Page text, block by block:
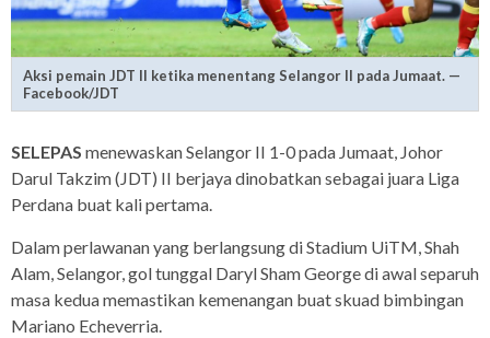
Aksi pemain JDT II ketika menentang Selangor II pada Jumaat. —
Facebook/JDT
SELEPAS menewaskan Selangor II 1-0 pada Jumaat, Johor
Darul Takzim (JDT) II berjaya dinobatkan sebagai juara Liga
Perdana buat kali pertama.
Dalam perlawanan yang berlangsung di Stadium UiTM, Shah
Alam, Selangor, gol tunggal Daryl Sham George di awal separuh
masa kedua memastikan kemenangan buat skuad bimbingan
Mariano Echeverria.